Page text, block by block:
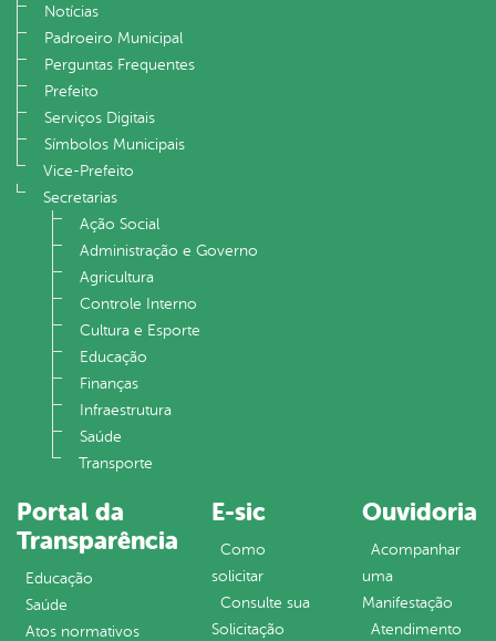
Notícias
Padroeiro Municipal
Perguntas Frequentes
Prefeito
Serviços Digitais
Símbolos Municipais
Vice-Prefeito
Secretarias
Ação Social
Administração e Governo
Agricultura
Controle Interno
Cultura e Esporte
Educação
Finanças
Infraestrutura
Saúde
Transporte
Portal da
Transparência
Educação
Saúde
Atos normativos
E-sic
Como
solicitar
Consulte sua
Solicitação
Ouvidoria
Acompanhar
uma
Manifestação
Atendimento